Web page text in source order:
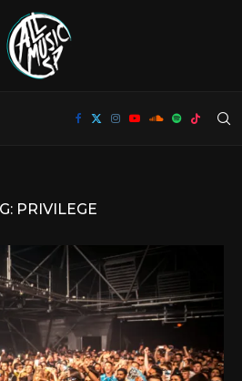
PRIVILEGE